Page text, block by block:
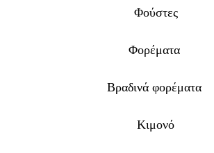
Φούστες
Φορέματα
Βραδινά φορέματα
Κιμονό